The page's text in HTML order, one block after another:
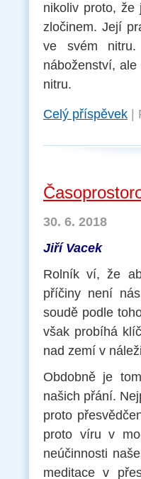
nikoliv proto, že
zločinem. Její
ve svém
náboženství,
nitru.
Celý příspěvek
30. 6. 2018
Jiří Vacek
Rolník ví, že
příčiny není
soudě podle
však probíhá
nad zemí v
Obdobně je
našich přání.
proto
proto víru v
neúčinnosti
meditace v